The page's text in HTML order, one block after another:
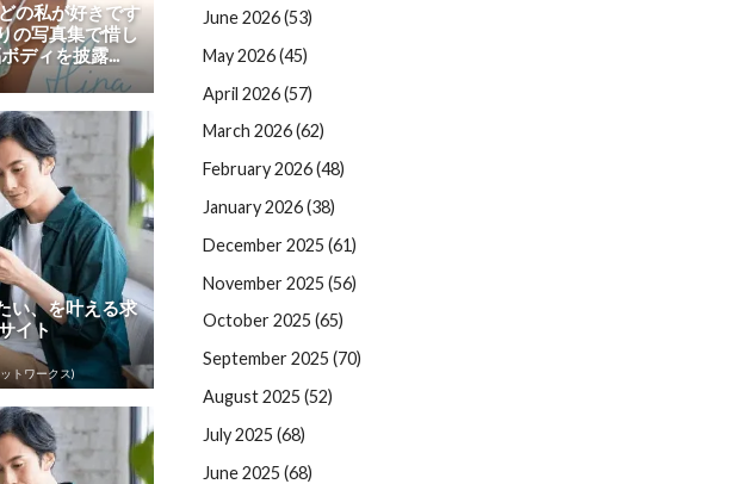
の私が好きです
の写真集で惜し
ディを披露...
い、を叶える求
イト
トワークス)
June 2026 (53)
May 2026 (45)
April 2026 (57)
March 2026 (62)
February 2026 (48)
January 2026 (38)
December 2025 (61)
November 2025 (56)
October 2025 (65)
September 2025 (70)
August 2025 (52)
July 2025 (68)
June 2025 (68)